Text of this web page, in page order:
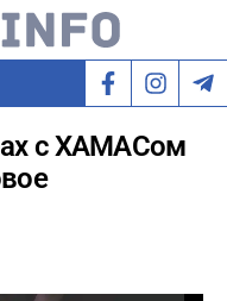
с ХАМАСом